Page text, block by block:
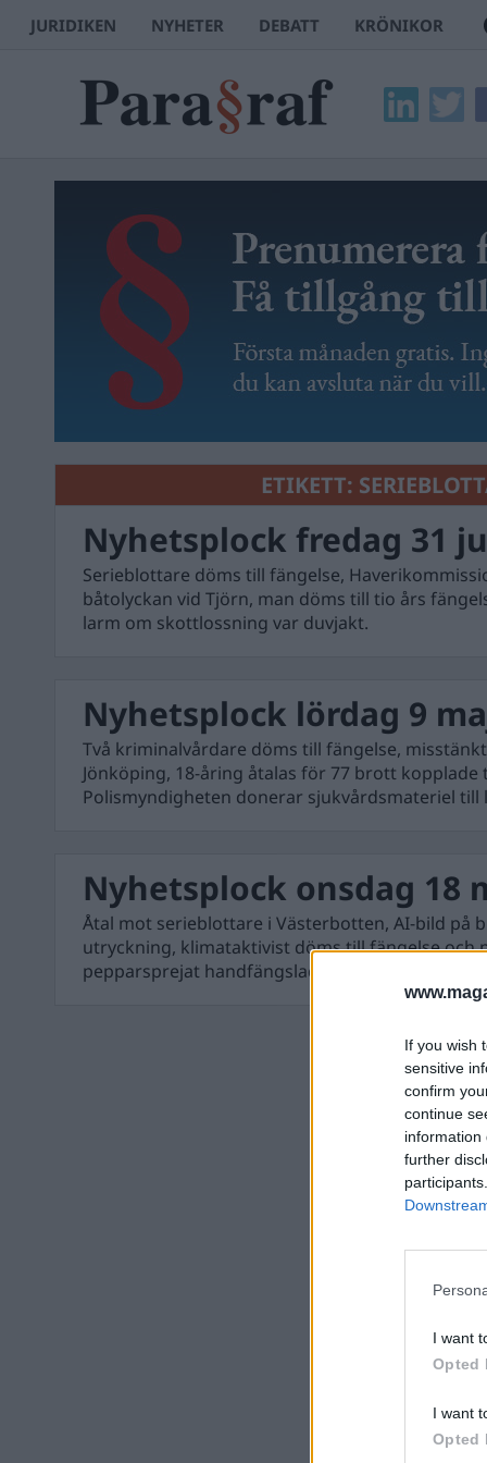
If you wish
sensitive
confirm
continue
information
further
I want
Opted
I want
Opted
JURIDIKEN NYHETER DEBATT KRÖNIKOR
ETIKETT:
Nyhetsplock fredag 31
Serieblottare döms till fängelse,
båtolyckan vid Tjörn, man döms till tio års
larm om skottlossning var duvjakt.
Nyhetsplock lördag 9
Två kriminalvårdare döms till fängelse,
Jönköping, 18-åring åtalas för 77 brott kopplade
Polismyndigheten donerar sjukvårdsmateriel till
Nyhetsplock onsdag 18
Åtal mot serieblottare i Västerbotten, AI-bild på
utryckning, klimataktivist döms till fängelse och
pepparsprejat handfängslad man.